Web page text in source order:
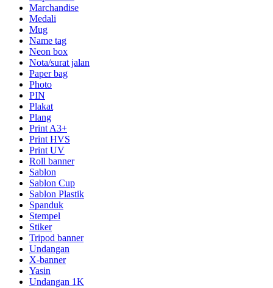
Marchandise
Medali
Mug
Name tag
Neon box
Nota/surat jalan
Paper bag
Photo
PIN
Plakat
Plang
Print A3+
Print HVS
Print UV
Roll banner
Sablon
Sablon Cup
Sablon Plastik
Spanduk
Stempel
Stiker
Tripod banner
Undangan
X-banner
Yasin
Undangan 1K